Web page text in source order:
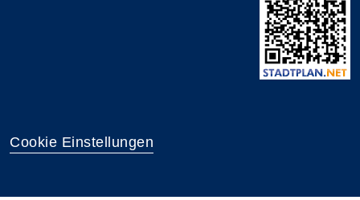
Cookie Einstellungen